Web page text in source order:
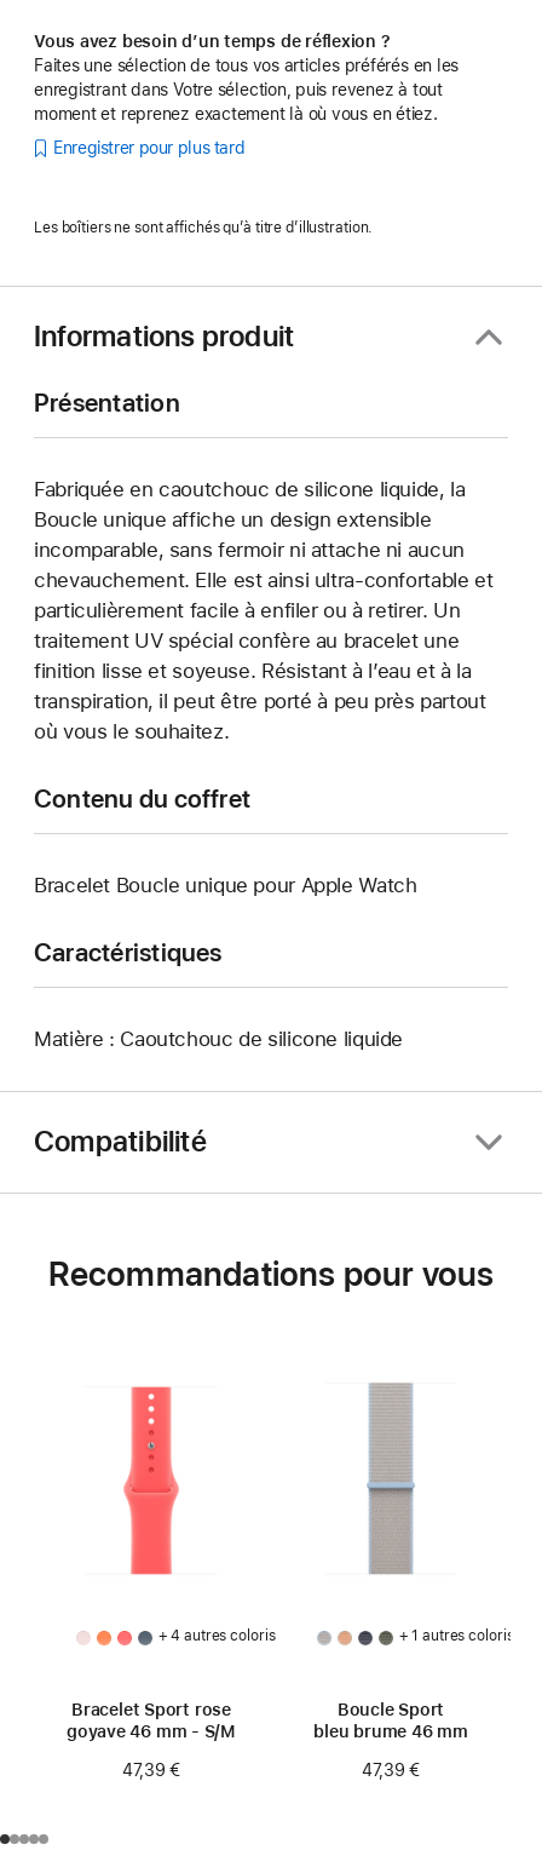
Vous avez besoin d’un temps de réflexion ?
Faites une sélection de tous vos articles préférés en les
enregistrant dans Votre sélection, puis revenez à tout
moment et reprenez exactement là où vous en étiez.
Enregistrer pour plus tard
Les boîtiers ne sont affichés qu’à titre d’illustration.
Informations produit
Présentation
Fabriquée en caoutchouc de silicone liquide, la
Boucle unique affiche un design extensible
incomparable, sans fermoir ni attache ni aucun
chevauchement. Elle est ainsi ultra-confortable et
particulièrement facile à enfiler ou à retirer. Un
traitement UV spécial confère au bracelet une
finition lisse et soyeuse. Résistant à l’eau et à la
transpiration, il peut être porté à peu près partout
où vous le souhaitez.
Contenu du coffret
Bracelet Boucle unique pour Apple Watch
Caractéristiques
Matière : Caoutchouc de silicone liquide
Compatibilité
Recommandations pour vous
+ 4 autres coloris
Bracelet Sport rose
goyave 46 mm - S/M
47,39 €
+ 1 autres coloris
Boucle Sport
bleu brume 46 mm
47,39 €